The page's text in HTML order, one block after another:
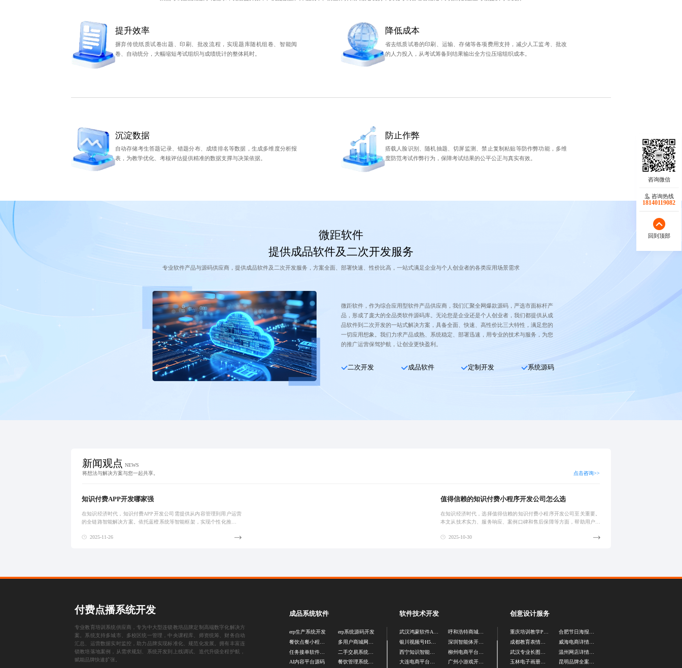
提升效率
摒弃传统纸质试卷出题、印刷、批改流程，实现题库随机组卷、智能阅
卷、自动统分，大幅缩短考试组织与成绩统计的整体耗时。
降低成本
省去纸质试卷的印刷、运输、存储等各项费用支持，减少人工监考、批改
的人力投入，从考试筹备到结果输出全方位压缩组织成本。
沉淀数据
自动存储考生答题记录、错题分布、成绩排名等数据，生成多维度分析报
表，为教学优化、考核评估提供精准的数据支撑与决策依据。
防止作弊
搭载人脸识别、随机抽题、切屏监测、禁止复制粘贴等防作弊功能，多维
度防范考试作弊行为，保障考试结果的公平公正与真实有效。
微距软件
提供成品软件及二次开发服务
专业软件产品与源码供应商，提供成品软件及二次开发服务，方案全面、部署快速、性价比高，一站式满足企业与个人创业者的各类应用场景需求
微距软件，作为综合应用型软件产品供应商，我们汇聚全网爆款源码，严选市面标杆产
品，形成了庞大的全品类软件源码库。无论您是企业还是个人创业者，我们都提供从成
品软件到二次开发的一站式解决方案，具备全面、快速、高性价比三大特性，满足您的
一切应用想象。我们力求产品成熟、系统稳定、部署迅速，用专业的技术与服务，为您
的推广运营保驾护航，让创业更快盈利。
二次开发 成品软件 定制开发 系统源码
新闻观点 NEWS
将想法与解决方案与您一起共享。
点击咨询>>
知识付费APP开发哪家强
在知识经济时代，知识付费APP开发公司需提供从内容管理到用户运营
的全链路智能解决方案。依托蓝橙系统等智能框架，实现个性化推荐、
动知识付费向
2025-11-26
值得信赖的知识付费小程序开发公司怎么选
在知识经济时代，选择值得信赖的知识付费小程序开发公司至关重要。
本文从技术实力、服务响应、案例口碑和售后保障等方面，帮助用户识
2025-10-30
咨询热线
18140119082
回到顶部
付费点播系统开发
专业教育培训系统供应商，专为中大型连锁教培品牌定制高端数字化解决方
案。系统支持多城市、多校区统一管理，中央课程库、师资统筹、财务自动
汇总、运营数据实时监控，助力品牌实现标准化、规范化发展。拥有丰富连
锁教培落地案例，从需求规划、系统开发到上线调试、迭代升级全程护航，
赋能品牌快速扩张。
成品系统软件
erp生产系统开发
任务接单软件开发
AI内容平台源码
erp系统源码开发
餐饮管理系统源码
软件技术开发
武汉鸿蒙软件APP制作
大连电商平台开发公司
呼和浩特商城小程序开发
广州小游戏开发外包
创意设计服务
重庆培训教学PPT设计
成都教育表情包设计
玉林电子画册设计公司
合肥节日海报设计公司
威海电商详情页设计
温州网店详情页设计
昆明品牌全案设计公司